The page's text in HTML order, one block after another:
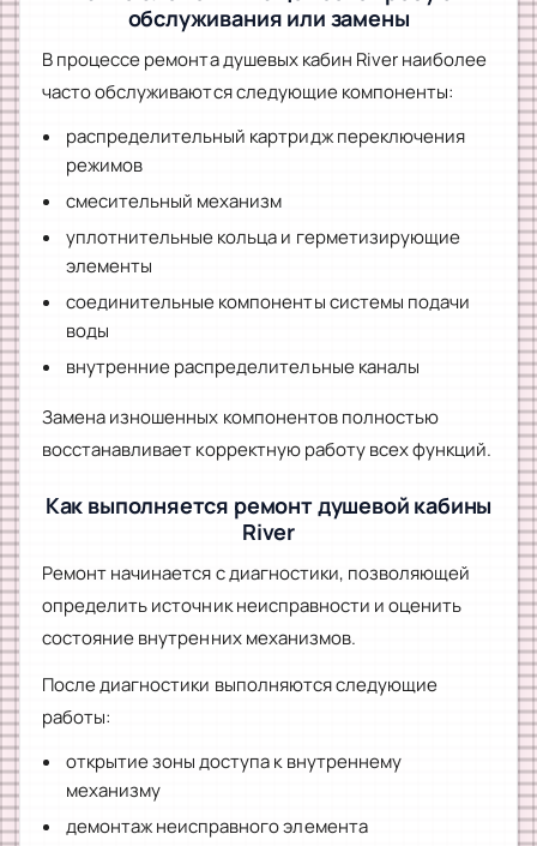
обслуживания или замены
В процессе ремонта душевых кабин River наиболее
часто обслуживаются следующие компоненты:
распределительный картридж переключения
режимов
смесительный механизм
уплотнительные кольца и герметизирующие
элементы
соединительные компоненты системы подачи
воды
внутренние распределительные каналы
Замена изношенных компонентов полностью
восстанавливает корректную работу всех функций.
Как выполняется ремонт душевой кабины
River
Ремонт начинается с диагностики, позволяющей
определить источник неисправности и оценить
состояние внутренних механизмов.
После диагностики выполняются следующие
работы:
открытие зоны доступа к внутреннему
механизму
демонтаж неисправного элемента